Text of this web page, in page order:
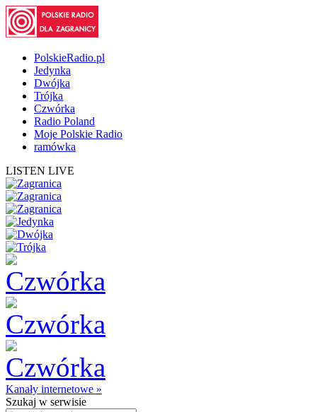
PolskieRadio.pl
Jedynka
Dwójka
Trójka
Czwórka
Radio Poland
Moje Polskie Radio
ramówka
LISTEN LIVE
Kanały internetowe »
Szukaj w serwisie